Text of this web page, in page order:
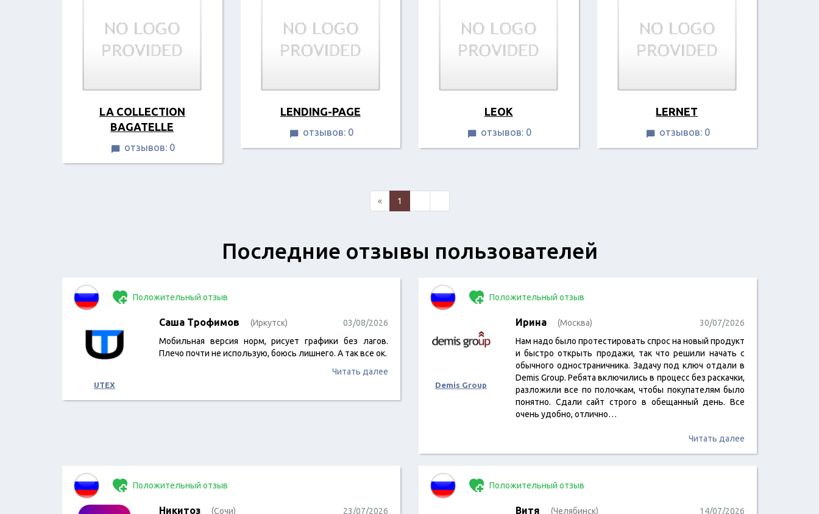
LA COLLECTION
BAGATELLE
 отзывов: 0
LENDING-PAGE
 отзывов: 0
LEOK
 отзывов: 0
LERNEТ
 отзывов: 0
« 1
Последние отзывы пользователей
Положительный отзыв
UTEX
Саша Трофимов (Иркутск)
03/08/2026
Мобильная версия норм, рисует графики без лагов.
Плечо почти не использую, боюсь лишнего. А так все ок.
Читать далее
Положительный отзыв
Demis Group
Ирина (Москва)
30/07/2026
Нам надо было протестировать спрос на новый продукт
и быстро открыть продажи, так что решили начать с
обычного одностраничника. Задачу под ключ отдали в
Demis Group. Ребята включились в процесс без раскачки,
разложили все по полочкам, чтобы покупателям было
понятно. Сдали сайт строго в обещанный день. Все
очень удобно, отлично…
Читать далее
Положительный отзыв
Никитоз (Сочи)
23/07/2026
Положительный отзыв
Витя (Челябинск)
14/07/2026